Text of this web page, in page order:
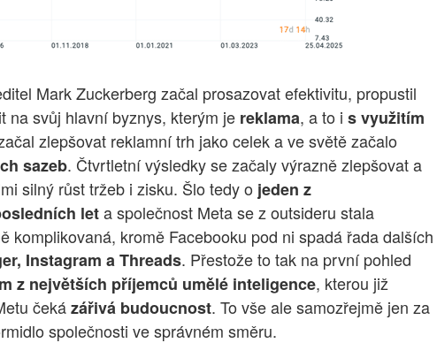
Mark Zuckerberg začal prosazovat efektivitu, propustil
na svůj hlavní byznys, kterým je reklama, a to i s využitím
zlepšovat reklamní trh jako celek a ve světě začalo
sazeb. Čtvrtletní výsledky se začaly výrazně zlepšovat a
silný růst tržeb i zisku. Šlo tedy o jeden z
leta společnost Meta se z outsideru stala
komplikovaná, kromě Facebooku pod ni spadá řada dalších
Instagram a Threads. Přestože to tak na první pohled
z největších příjemců umělé inteligence, kterou již
čekázářivá budoucnost. To vše ale samozřejmě jen za
společnosti ve správném směru.